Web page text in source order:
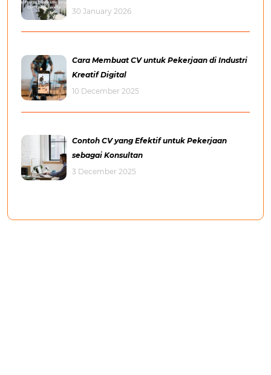
30 January 2026
Cara Membuat CV untuk Pekerjaan di Industri
Kreatif Digital
10 December 2025
Contoh CV yang Efektif untuk Pekerjaan
sebagai Konsultan
3 December 2025